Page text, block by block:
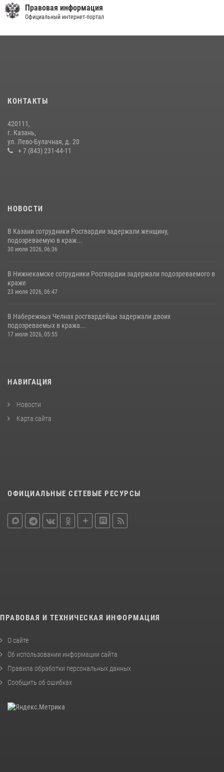
Соколовской
23 июля 2026, 10:22 2
15 июля отмечается День образования подразделений связи
Росгвардии
15 июля 2026, 08:41
Правовая информация
Официальный интернет-портал
КОНТАКТЫ
420111,
г. Казань,
ул. Лево-Булачная, д. 20
+ 7 (843) 231-44-11
НОВОСТИ
В Казани сотрудники Росгвардии задержали женщину,
подозреваемую в краж...
30 июля 2026, 06:36
В Нижнекамске сотрудники Росгвардии задержали подозреваемого в
краже
23 июля 2026, 06:47
В Набережных Челнах росгвардейцы задержали двоих
подозреваемых в кража...
17 июля 2026, 05:55
НАВИГАЦИЯ
Новости
Карта сайта
ОФИЦИАЛЬНЫЕ СЕТЕВЫЕ РЕСУРСЫ
ПРАВОВАЯ И ТЕХНИЧЕСКАЯ ИНФОРМАЦИЯ
О сайте
Об использовании информации сайта
Правила обработки персональных данных
Сообщить об ошибках